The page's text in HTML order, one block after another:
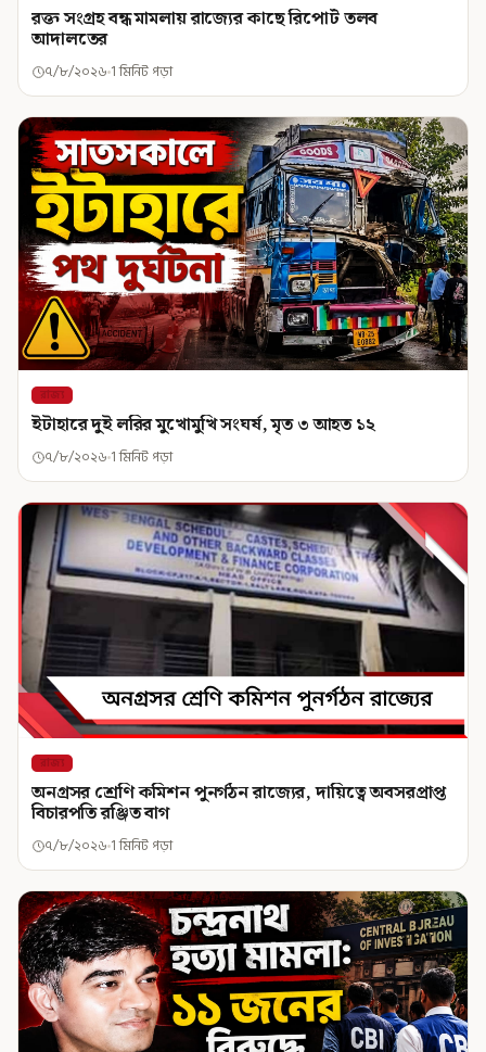
রক্ত সংগ্রহ বন্ধ মামলায় রাজ্যের কাছে রিপোর্ট তলব
আদালতের
৭/৮/২০২৬ 1 মিনিট পড়া
রাজ্য
ইটাহারে দুই লরির মুখোমুখি সংঘর্ষ, মৃত ৩ আহত ১২
৭/৮/২০২৬ 1 মিনিট পড়া
রাজ্য
অনগ্রসর শ্রেণি কমিশন পুনর্গঠন রাজ্যের, দায়িত্বে অবসরপ্রাপ্ত
বিচারপতি রঞ্জিত বাগ
৭/৮/২০২৬ 1 মিনিট পড়া